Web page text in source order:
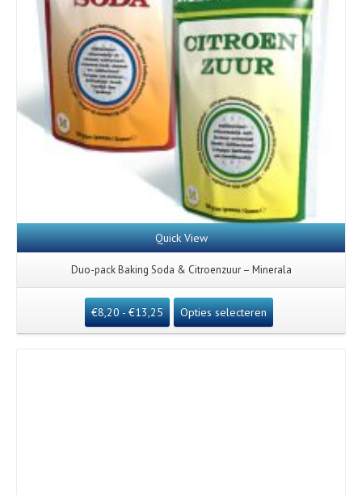
Quick View
Duo-pack Baking Soda & Citroenzuur – Minerala
€8,20- €13,25 Opties selecteren